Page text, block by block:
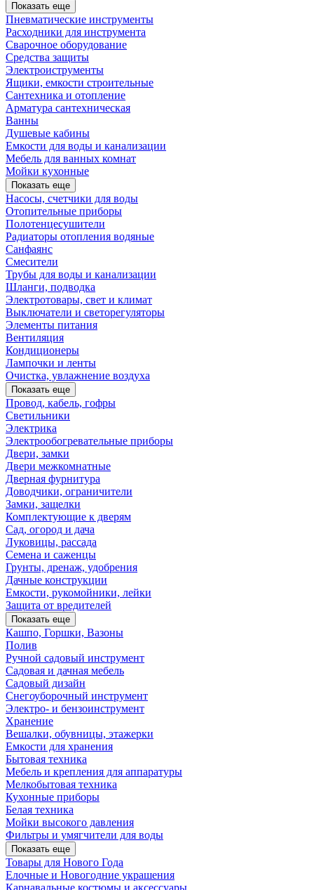
Показать еще
Пневматические инструменты
Расходники для инструмента
Сварочное оборудование
Средства защиты
Электроиструменты
Ящики, емкости строительные
Сантехника и отопление
Арматура сантехническая
Ванны
Душевые кабины
Емкости для воды и канализации
Мебель для ванных комнат
Мойки кухонные
Показать еще
Насосы, счетчики для воды
Отопительные приборы
Полотенцесушители
Радиаторы отопления водяные
Санфаянс
Смесители
Трубы для воды и канализации
Шланги, подводка
Электротовары, свет и климат
Выключатели и светорегуляторы
Элементы питания
Вентиляция
Кондиционеры
Лампочки и ленты
Очистка, увлажнение воздуха
Показать еще
Провод, кабель, гофры
Светильники
Электрика
Электрообогревательные приборы
Двери, замки
Двери межкомнатные
Дверная фурнитура
Доводчики, ограничители
Замки, защелки
Комплектующие к дверям
Сад, огород и дача
Луковицы, рассада
Семена и саженцы
Грунты, дренаж, удобрения
Дачные конструкции
Емкости, рукомойники, лейки
Защита от вредителей
Показать еще
Кашпо, Горшки, Вазоны
Полив
Ручной садовый инструмент
Садовая и дачная мебель
Садовый дизайн
Снегоуборочный инструмент
Электро- и бензоинструмент
Хранение
Вешалки, обувницы, этажерки
Емкости для хранения
Бытовая техника
Мебель и крепления для аппаратуры
Мелкобытовая техника
Кухонные приборы
Белая техника
Мойки высокого давления
Фильтры и умягчители для воды
Показать еще
Товары для Нового Года
Елочные и Новогодние украшения
Карнавальные костюмы и аксессуары